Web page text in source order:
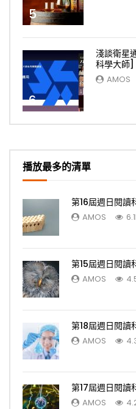
5
6
淺談衛星
科學大師]
AMOS
播放最多的清單
第16屆週日閱讀
AMOS
第15屆週日閱讀
AMOS
第18屆週日閱讀
AMOS
第17屆週日閱讀
AMOS